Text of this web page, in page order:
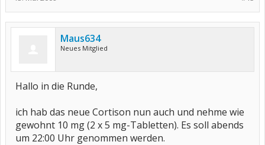
Maus634
Neues Mitglied
Hallo in die Runde,
ich hab das neue Cortison nun auch und nehme wie
gewohnt 10 mg (2 x 5 mg-Tabletten). Es soll abends
um 22:00 Uhr genommen werden.